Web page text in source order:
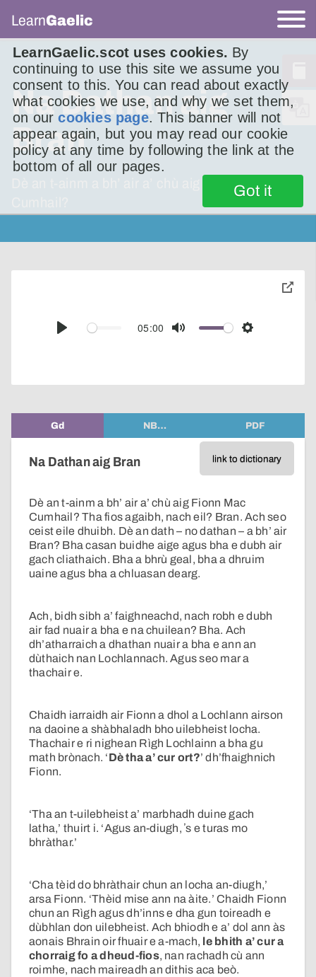
LearnGaelic.scot uses cookies. By
continuing to use this site we assume you
consent to this. You can read about exactly
what cookies we use, and why we set them,
on ourcookies page. This banner will not
appear again, but you may read our cookie
policy at any time by following the link at the
bottom of all our pages.
Got it
LearnGaelic
Na Dathan aig
Bran
Dè an t-ainm a bh’ air a’ chù aig Fionn Mac
Play
05:00
Mute Settings
toggle
Gd NB… PDF
link to dictionary
Na Dathan aig Bran
Dè an t-ainm a bh’ air a’ chù aig Fionn Mac
Cumhail? Tha fios agaibh, nach eil? Bran. Ach seo
ceist eile dhuibh. Dè an dath – no dathan – a bh’ air
Bran? Bha casan buidhe aige agus bha e dubh air
gach cliathaich. Bha a bhrù geal, bha a dhruim
uaine agus bha a chluasan dearg.
Ach, bidh sibh a’ faighneachd, nach robh e dubh
air fad nuair a bha e na chuilean? Bha. Ach
dh’atharraich a dhathan nuair a bha e ann an
dùthaich nan Lochlannach. Agus seo mar a
thachair e.
Chaidh iarraidh air Fionn a dhol a Lochlann airson
na daoine a shàbhaladh bho uilebheist locha.
Thachair e ri nighean Rìgh Lochlainn a bha gu
math brònach. ‘Dè tha a’ cur ort?’ dh’fhaighnich
Fionn.
‘Tha an t-uilebheist a’ marbhadh duine gach
latha,’ thuirt i. ‘Agus an-diugh, ʼs e turas mo
bhràthar.’
‘Cha tèid do bhràthair chun an locha an-diugh,’
arsa Fionn. ‘Thèid mise ann na àite.’ Chaidh Fionn
chun an Rìgh agus dh’inns e dha gun toireadh e
dùbhlan don uilebheist. Ach bhiodh e a’ dol ann às
aonais Bhrain oir fhuair e a-mach, le bhith a’ cur a
chorraig fo a dheud-fios, nan rachadh cù ann
roimhe, nach maireadh an dithis aca beò.